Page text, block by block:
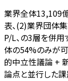
業界全体13,109
表、(2)業界団体
P/L、の3層を併
体の54%のみが
的中立性議論 +
論点と並行した課